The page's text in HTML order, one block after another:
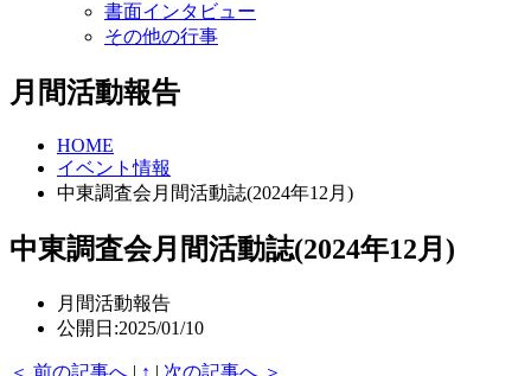
書面インタビュー
その他の行事
月間活動報告
HOME
イベント情報
中東調査会月間活動誌(2024年12月)
中東調査会月間活動誌(2024年12月)
月間活動報告
公開日:2025/01/10
＜ 前の記事へ | ↑ | 次の記事へ ＞